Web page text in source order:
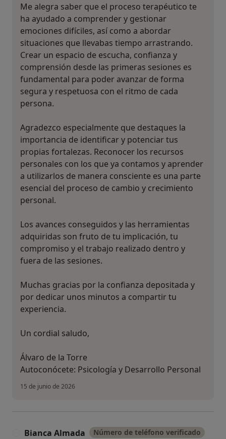
Me alegra saber que el proceso terapéutico te
ha ayudado a comprender y gestionar
emociones difíciles, así como a abordar
situaciones que llevabas tiempo arrastrando.
Crear un espacio de escucha, confianza y
comprensión desde las primeras sesiones es
fundamental para poder avanzar de forma
segura y respetuosa con el ritmo de cada
persona.
Agradezco especialmente que destaques la
importancia de identificar y potenciar tus
propias fortalezas. Reconocer los recursos
personales con los que ya contamos y aprender
a utilizarlos de manera consciente es una parte
esencial del proceso de cambio y crecimiento
personal.
Los avances conseguidos y las herramientas
adquiridas son fruto de tu implicación, tu
compromiso y el trabajo realizado dentro y
fuera de las sesiones.
Muchas gracias por la confianza depositada y
por dedicar unos minutos a compartir tu
experiencia.
Un cordial saludo,
Álvaro de la Torre
Autoconócete: Psicología y Desarrollo Personal
15 de junio de 2026
Bianca Almada Número de teléfono verificado